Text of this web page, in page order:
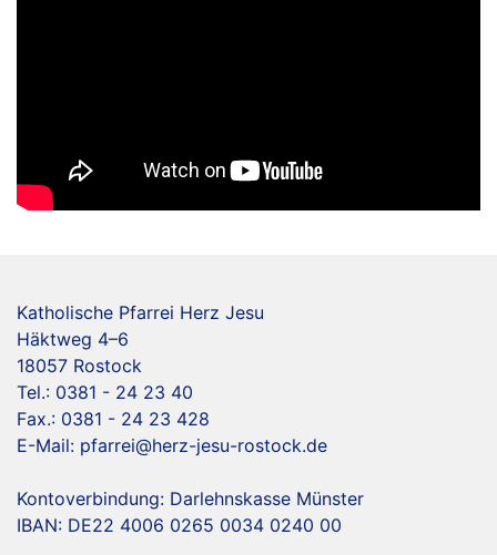
Katholische Pfarrei Herz Jesu
Häktweg 4–6
18057 Rostock
Tel.: 0381 - 24 23 40
Fax.: 0381 - 24 23 428
E-Mail: pfarrei@herz-jesu-rostock.de
Kontoverbindung: Darlehnskasse Münster
IBAN: DE22 4006 0265 0034 0240 00